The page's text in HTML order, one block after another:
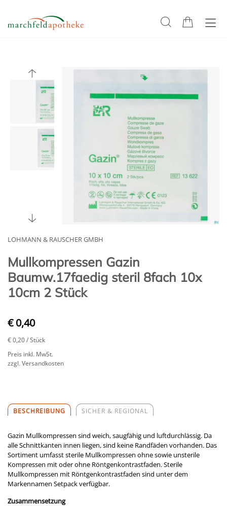
LOHMANN & RAUSCHER GMBH
Mullkompressen Gazin
Baumw.17faedig steril 8fach 10x
10cm 2 Stück
€ 0,40
€ 0,20/ Stück
Preis inkl. MwSt.
zzgl. Versandkosten
BESCHREIBUNG SICHER & REGIONAL
Gazin Mullkompressen sind weich, saugfähig und luftdurchlässig. Da
alle Schnittkanten innen liegen, sind keine Randfäden vorhanden. Das
Sortiment umfasst sterile Mullkompressen ohne sowie unsterile
Kompressen mit oder ohne Röntgenkontrastfaden. Sterile
Mullkompressen mit Röntgenkontrastfaden sind unter dem
Markennamen Setpack verfügbar.
Zusammensetzung